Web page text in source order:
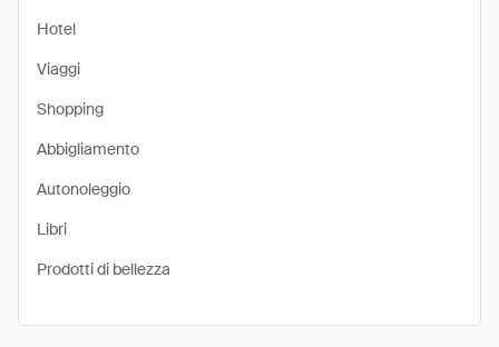
Hotel
Viaggi
Shopping
Abbigliamento
Autonoleggio
Libri
Prodotti di bellezza